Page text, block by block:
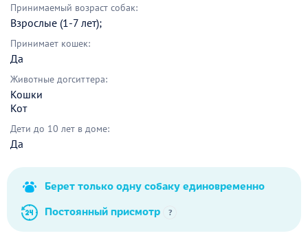
Принимаемый возраст собак:
Взрослые (1-7 лет);
Принимает кошек:
Да
Животные догситтера:
Кошки
Кот
Дети до 10 лет в доме:
Да
Берет только одну собаку единовременно
Постоянный присмотр
?